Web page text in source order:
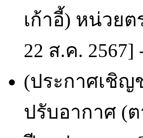
เก้าอี้) หน่วยต
22 ส.ค. 2567]
(ประกาศเชิญ
ปรับอากาศ (